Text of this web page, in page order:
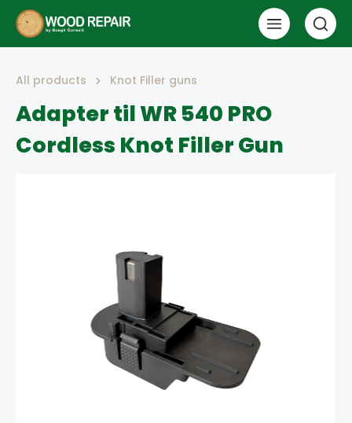
All products Knot Filler guns
Adapter til WR 540 PRO
Cordless Knot Filler Gun